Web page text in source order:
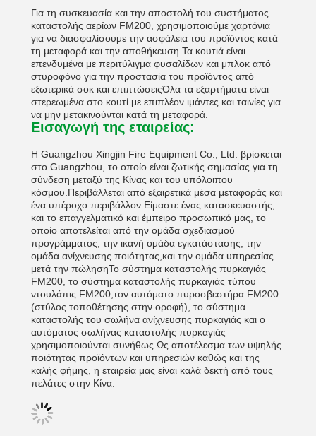
Για τη συσκευασία και την αποστολή του συστήματος
καταστολής αερίων FM200, χρησιμοποιούμε χαρτόνια
για να διασφαλίσουμε την ασφάλεια του προϊόντος κατά
τη μεταφορά και την αποθήκευση.Τα κουτιά είναι
επενδυμένα με περιτύλιγμα φυσαλίδων και μπλοκ από
στυροφόνο για την προστασία του προϊόντος από
εξωτερικά σοκ και επιπτώσειςΌλα τα εξαρτήματα είναι
στερεωμένα στο κουτί με επιπλέον ιμάντες και ταινίες για
να μην μετακινούνται κατά τη μεταφορά.
Εισαγωγή της εταιρείας:
Η Guangzhou Xingjin Fire Equipment Co., Ltd. βρίσκεται
στο Guangzhou, το οποίο είναι ζωτικής σημασίας για τη
σύνδεση μεταξύ της Κίνας και του υπόλοιπου
κόσμου.Περιβάλλεται από εξαιρετικά μέσα μεταφοράς και
ένα υπέροχο περιβάλλον.Είμαστε ένας κατασκευαστής,
και το επαγγελματικό και έμπειρο προσωπικό μας, το
οποίο αποτελείται από την ομάδα σχεδιασμού
προγράμματος, την ικανή ομάδα εγκατάστασης, την
ομάδα ανίχνευσης ποιότητας,και την ομάδα υπηρεσίας
μετά την πώλησηΤο σύστημα καταστολής πυρκαγιάς
FM200, το σύστημα καταστολής πυρκαγιάς τύπου
ντουλάπις FM200,τον αυτόματο πυροσβεστήρα FM200
(στύλος τοποθέτησης στην οροφή), το σύστημα
καταστολής του σωλήνα ανίχνευσης πυρκαγιάς και ο
αυτόματος σωλήνας καταστολής πυρκαγιάς
χρησιμοποιούνται συνήθως.Ως αποτέλεσμα των υψηλής
ποιότητας προϊόντων και υπηρεσιών καθώς και της
καλής φήμης, η εταιρεία μας είναι καλά δεκτή από τους
πελάτες στην Κίνα.